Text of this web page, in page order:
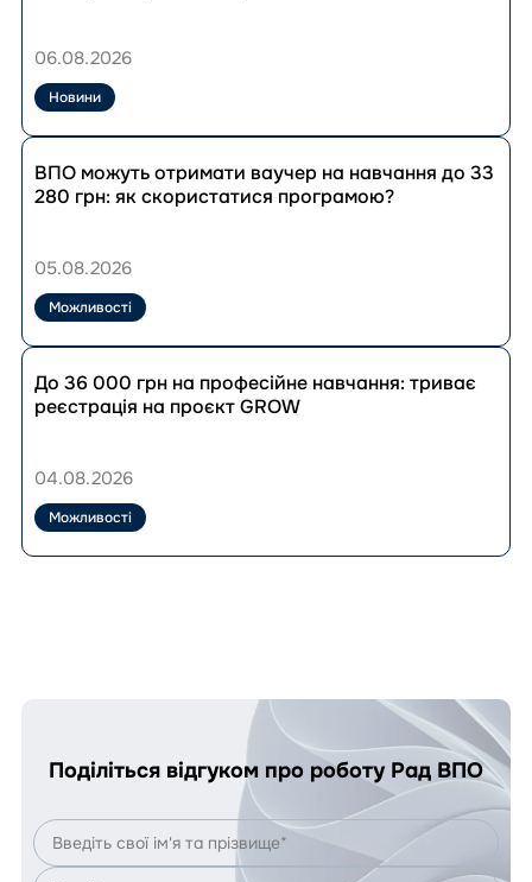
до
досвід
рад
ВПО
експертному
коментарі
06.08.2026
Новини
Перейти
до
публікації
отримати
на
навчання
до
33
280
грн:
програмою?
ВПО можуть отримати ваучер на навчання до 33
280 грн: як скористатися програмою?
05.08.2026
Можливості
Перейти
до
публікації
000
на
професійне
навчання:
До 36 000 грн на професійне навчання: триває
реєстрація на проєкт GROW
04.08.2026
Можливості
Поділіться відгуком про роботу Рад ВПО